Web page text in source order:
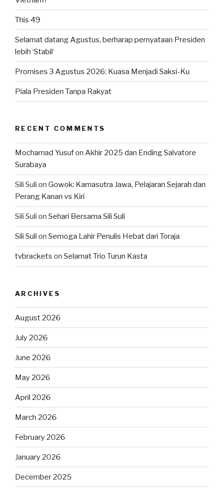
This 49
Selamat datang Agustus, berharap pernyataan Presiden
lebih ‘Stabil‘
Promises 3 Agustus 2026: Kuasa Menjadi Saksi-Ku
Piala Presiden Tanpa Rakyat
RECENT COMMENTS
Mochamad Yusufon Akhir 2025 dan Ending Salvatore
Surabaya
Sili Suli on Gowok: Kamasutra Jawa, Pelajaran Sejarah dan
Perang Kanan vs Kiri
Sili Suli on Sehari Bersama Sili Suli
Sili Suli on Semoga Lahir Penulis Hebat dari Toraja
tvbrackets on Selamat Trio Turun Kasta
ARCHIVES
August 2026
July 2026
June 2026
May 2026
April 2026
March 2026
February 2026
January 2026
December 2025